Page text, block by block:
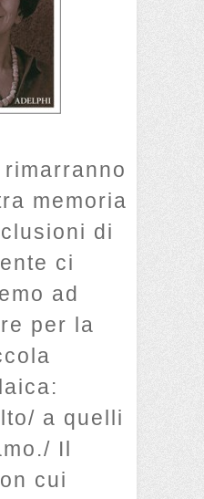
memoria
di
ci
ad
per la
a quelli
Il
cui